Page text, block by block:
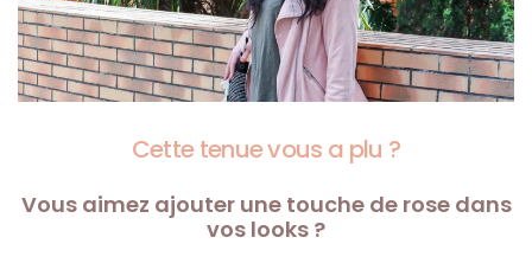
Cette tenue vous a plu ?
Vous aimez ajouter une touche de rose dans
vos looks ?